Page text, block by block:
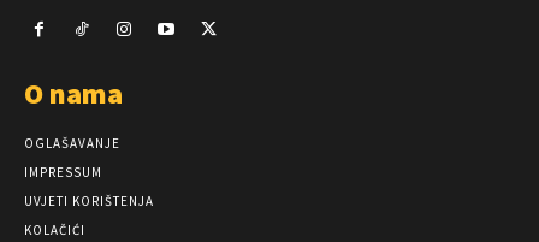
O nama
OGLAŠAVANJE
IMPRESSUM
UVJETI KORIŠTENJA
KOLAČIĆI